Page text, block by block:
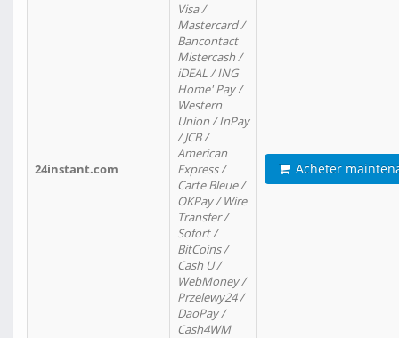
24instant.com
Visa /
Mastercard /
Bancontact
Mistercash /
iDEAL / ING
Home' Pay /
Western
Union / InPay
/ JCB /
American
Express /
Carte Bleue /
OKPay / Wire
Transfer /
Sofort /
BitCoins /
Cash U /
WebMoney /
Przelewy24 /
DaoPay /
Cash4WM
Acheter